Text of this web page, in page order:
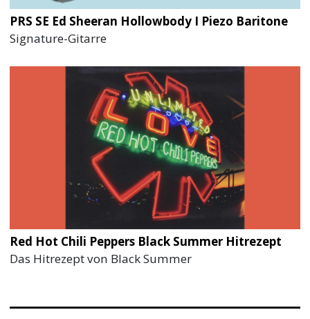
PRS SE Ed Sheeran Hollowbody I Piezo Baritone
Signature-Gitarre
Red Hot Chili Peppers Black Summer Hitrezept
Das Hitrezept von Black Summer